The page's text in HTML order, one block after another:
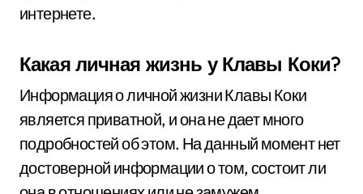
интернете.
Какая личная жизнь у Клавы Коки?
Информация о личной жизни Клавы Коки
является приватной, и она не дает много
подробностей об этом. На данный момент нет
достоверной информации о том, состоит ли